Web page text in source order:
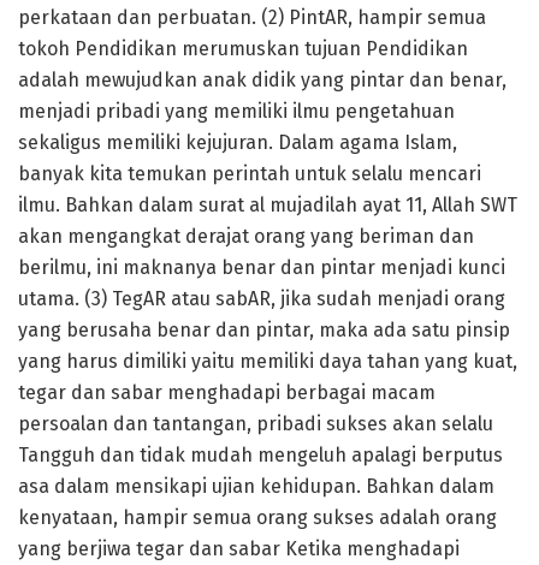
perkataan dan perbuatan. (2) PintAR, hampir semua
tokoh Pendidikan merumuskan tujuan Pendidikan
adalah mewujudkan anak didik yang pintar dan benar,
menjadi pribadi yang memiliki ilmu pengetahuan
sekaligus memiliki kejujuran. Dalam agama Islam,
banyak kita temukan perintah untuk selalu mencari
ilmu. Bahkan dalam surat al mujadilah ayat 11, Allah SWT
akan mengangkat derajat orang yang beriman dan
berilmu, ini maknanya benar dan pintar menjadi kunci
utama. (3) TegAR atau sabAR, jika sudah menjadi orang
yang berusaha benar dan pintar, maka ada satu pinsip
yang harus dimiliki yaitu memiliki daya tahan yang kuat,
tegar dan sabar menghadapi berbagai macam
persoalan dan tantangan, pribadi sukses akan selalu
Tangguh dan tidak mudah mengeluh apalagi berputus
asa dalam mensikapi ujian kehidupan. Bahkan dalam
kenyataan, hampir semua orang sukses adalah orang
yang berjiwa tegar dan sabar Ketika menghadapi